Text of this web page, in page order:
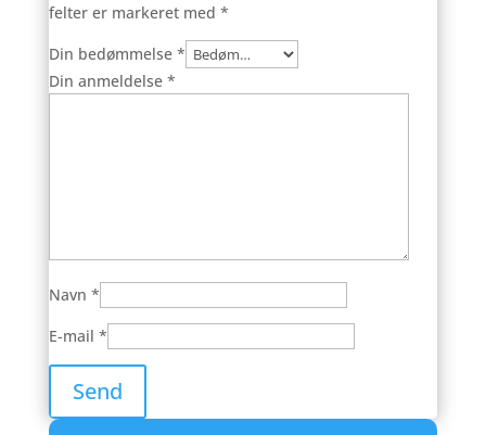
felter er markeret med *
Din bedømmelse *
Din anmeldelse *
Navn *
E-mail *